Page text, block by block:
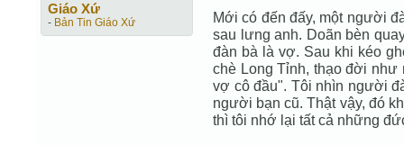
Giáo Xứ
- Bản Tin Giáo Xứ
Mới có đến đấy, một người
sau lưng anh. Doãn bèn
đàn bà là vợ. Sau khi kéo
chè Long Tỉnh, thạo đời
vợ cô đầu". Tôi nhìn người
người bạn cũ. Thật vậy, đó
thì tôi nhớ lại tất cả những